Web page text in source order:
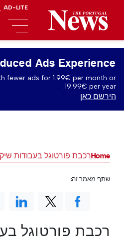
AD-LITE
Ads Experience
fewer ads for 1.99€ per month or
19.99€ per year.
הירשם כאן
Homeרכבת פורטוגל בעבודות
רכבת פורטוגל
שתף מאמר זה: